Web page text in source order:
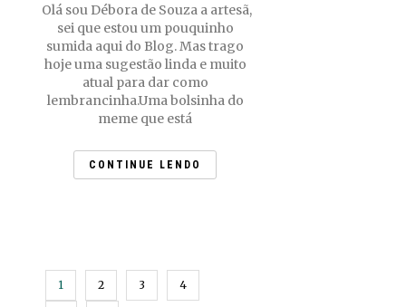
Olá sou Débora de Souza a artesã,
sei que estou um pouquinho
sumida aqui do Blog. Mas trago
hoje uma sugestão linda e muito
atual para dar como
lembrancinha.Uma bolsinha do
meme que está
CONTINUE LENDO
1 2 3 4